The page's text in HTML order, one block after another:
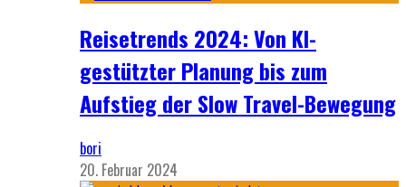
Reisetrends 2024: Von KI-
gestützter Planung bis zum
Aufstieg der Slow Travel-Bewegung
bori
20. Februar 2024